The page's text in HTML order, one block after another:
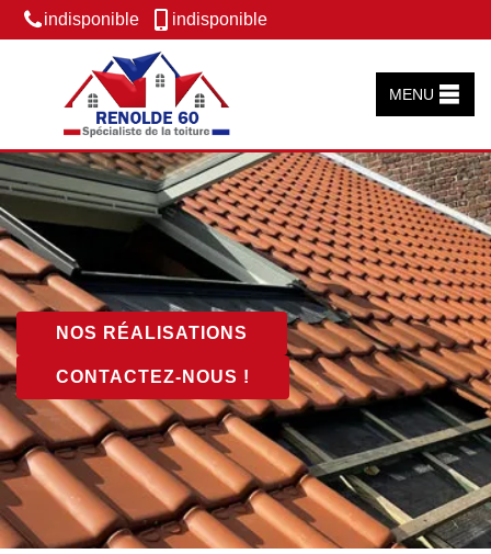
indisponible indisponible
MENU
NOS RÉALISATIONS
CONTACTEZ-NOUS !